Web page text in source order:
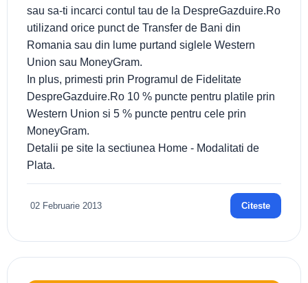
sau sa-ti incarci contul tau de la DespreGazduire.Ro
utilizand orice punct de Transfer de Bani din
Romania sau din lume purtand siglele Western
Union sau MoneyGram.
In plus, primesti prin Programul de Fidelitate
DespreGazduire.Ro 10 % puncte pentru platile prin
Western Union si 5 % puncte pentru cele prin
MoneyGram.
Detalii pe site la sectiunea Home - Modalitati de
Plata.
02 Februarie 2013 Citeste